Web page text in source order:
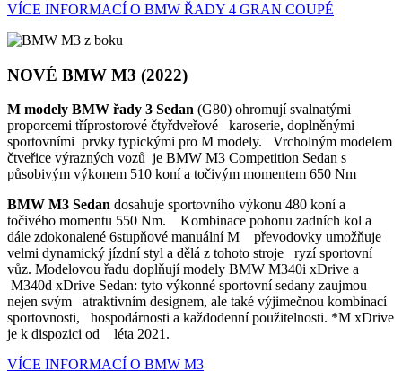
VÍCE INFORMACÍ O BMW ŘADY 4 GRAN COUPÉ
NOVÉ BMW M3 (2022)
M modely BMW řady 3 Sedan (G80) ohromují svalnatými
proporcemi tříprostorové čtyřdveřové karoserie, doplněnými
sportovními prvky typickými pro M modely. Vrcholným modelem
čtveřice výrazných vozů je BMW M3 Competition Sedan s
působivým výkonem 510 koní a točivým momentem 650 Nm
BMW M3 Sedan dosahuje sportovního výkonu 480 koní a
točivého momentu 550 Nm. Kombinace pohonu zadních kol a
dále zdokonalené 6stupňové manuální M převodovky umožňuje
velmi dynamický jízdní styl a dělá z tohoto stroje ryzí sportovní
vůz. Modelovou řadu doplňují modely BMW M340i xDrive a
M340d xDrive Sedan: tyto výkonné sportovní sedany zaujmou
nejen svým atraktivním designem, ale také výjimečnou kombinací
sportovnosti, hospodárnosti a každodenní použitelnosti. *M xDrive
je k dispozici od léta 2021.
VÍCE INFORMACÍ O BMW M3